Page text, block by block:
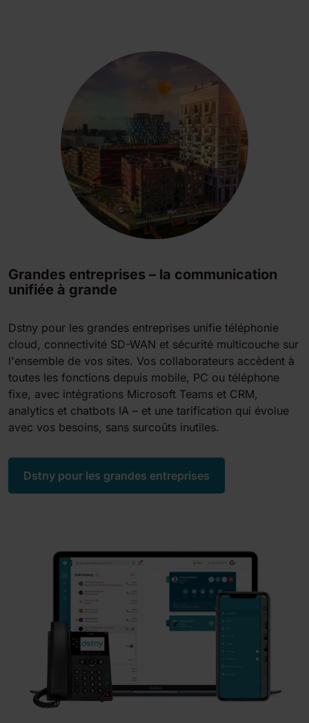
Grandes entreprises – la communication
unifiée à grande
Dstny pour les grandes entreprises unifie téléphonie
cloud, connectivité SD-WAN et sécurité multicouche sur
l'ensemble de vos sites. Vos collaborateurs accèdent à
toutes les fonctions depuis mobile, PC ou téléphone
fixe, avec intégrations Microsoft Teams et CRM,
analytics et chatbots IA – et une tarification qui évolue
avec vos besoins, sans surcoûts inutiles.
Dstny pour les grandes entreprises